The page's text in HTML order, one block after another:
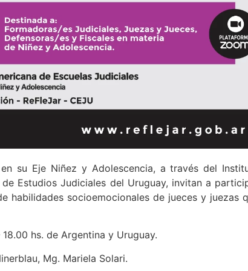
su Eje Niñez y Adolescencia, a través del
Estudios Judiciales del Uruguay, invitan a
habilidades socioemocionales de jueces y juezas
hs. de Argentina y Uruguay.
Mg. Mariela Solari.